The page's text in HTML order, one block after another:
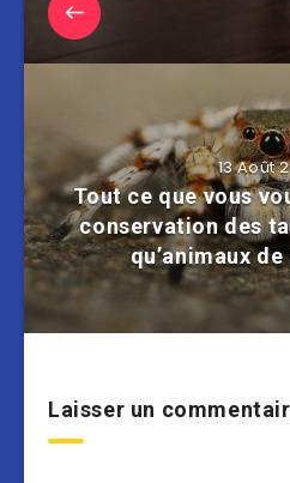
13 Août
Tout ce que vous
conservation des
qu’animaux
Laisser un